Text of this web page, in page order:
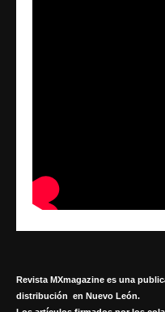
Revista MXmagazine es una
distribución en Nuevo León.